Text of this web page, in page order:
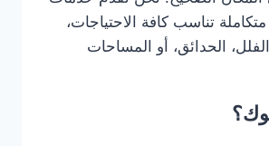
تناسب كافة الاحتياجات،
الحدائق، أو المساحات